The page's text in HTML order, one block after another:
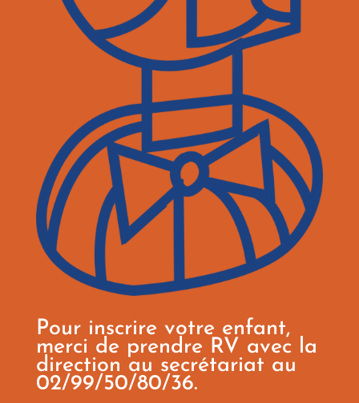
Pour inscrire votre enfant,
merci de prendre RV avec la
direction au secrétariat au
02/99/50/80/36.